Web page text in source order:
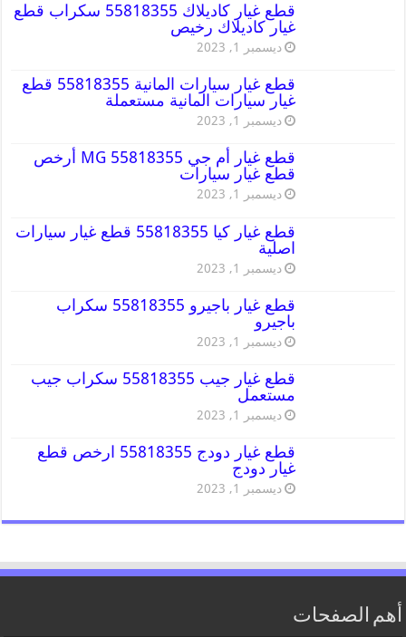
قطع غيار كاديلاك 55818355 سكراب قطع
غيار كاديلاك رخيص
ديسمبر 1, 2023
قطع غيار سيارات المانية 55818355 قطع
غيار سيارات المانية مستعملة
ديسمبر 1, 2023
قطع غيار أم جي MG 55818355 أرخص
قطع غيار سيارات
ديسمبر 1, 2023
قطع غيار كيا 55818355 قطع غيار سيارات
اصلية
ديسمبر 1, 2023
قطع غيار باجيرو 55818355 سكراب
باجيرو
ديسمبر 1, 2023
قطع غيار جيب 55818355 سكراب جيب
مستعمل
ديسمبر 1, 2023
قطع غيار دودج 55818355 ارخص قطع
غيار دودج
ديسمبر 1, 2023
أهم الصفحات